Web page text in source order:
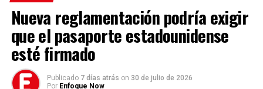
Nueva reglamentación podría exigir
que el pasaporte estadounidense
esté firmado
Publicado 7 días atrás on 30 de julio de 2026
Por Enfoque Now